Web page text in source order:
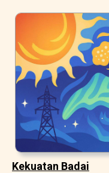
Kekuatan Badai